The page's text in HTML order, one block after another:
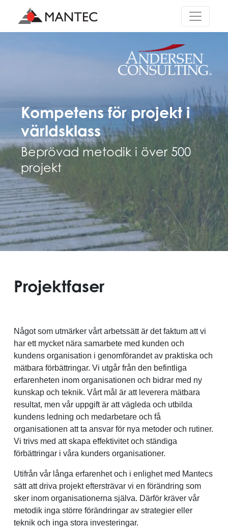
Main Navigation
Kompetens för projekt i
världsklass
Beprövad metodik i över 500
projekt
Projektfaser
Något som utmärker vårt arbetssätt är det faktum att vi
har ett mycket nära samarbete med kunden och
kundens organisation i genomförandet av praktiska och
mätbara förbättringar. Vi utgår från den befintliga
erfarenheten inom organisationen och bidrar med ny
kunskap och teknik. Vårt mål är att leverera mätbara
resultat, men vår uppgift är att vägleda och utbilda
kundens ledning och medarbetare och få
organisationen att ta ansvar för nya metoder och rutiner.
Vi trivs med att skapa effektivitet och ständiga
förbättringar i våra kunders organisationer.
Utifrån vår långa erfarenhet och i enlighet med Mantecs
sätt att driva projekt eftersträvar vi en förändring som
sker inom organisationerna själva. Därför kräver vår
metodik inga större förändringar av strategier eller
teknik och inga stora investeringar.